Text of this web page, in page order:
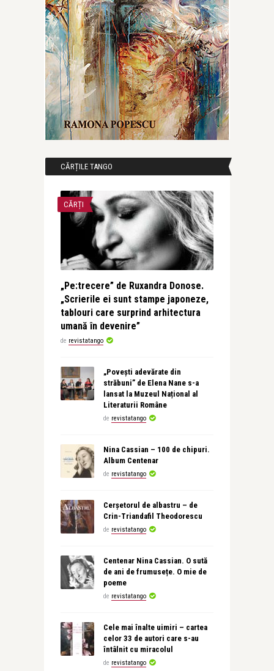
CĂRȚILE TANGO
CĂRȚI
„Pe:trecere” de Ruxandra Donose.
„Scrierile ei sunt stampe japoneze,
tablouri care surprind arhitectura
umană în devenire”
de revistatango
„Povești adevărate din
străbuni” de Elena Nane s-a
lansat la Muzeul Național al
Literaturii Române
de revistatango
Nina Cassian – 100 de chipuri.
Album Centenar
de revistatango
Cerșetorul de albastru – de
Crin-Triandafil Theodorescu
de revistatango
Centenar Nina Cassian. O sută
de ani de frumusețe. O mie de
poeme
de revistatango
Cele mai înalte uimiri – cartea
celor 33 de autori care s-au
întâlnit cu miracolul
de revistatango